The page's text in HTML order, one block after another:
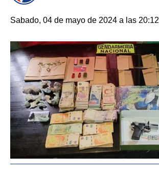
Sabado, 04 de mayo de 2024 a las 20:12